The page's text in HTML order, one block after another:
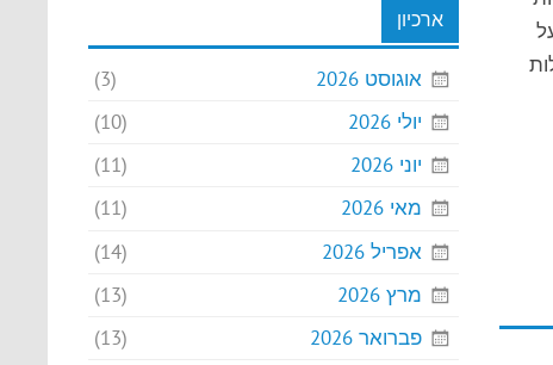
ארכיון
אוגוסט 2026
(3)
יולי 2026
(10)
יוני 2026
(11)
מאי 2026
(11)
אפריל 2026
(14)
מרץ 2026
(13)
פברואר 2026
(13)